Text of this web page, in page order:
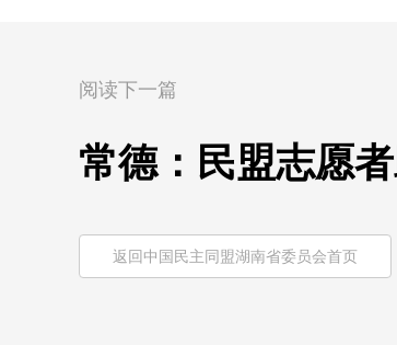
阅读下一篇
常德：民盟志愿
返回中国民主同盟湖南省委员会首页